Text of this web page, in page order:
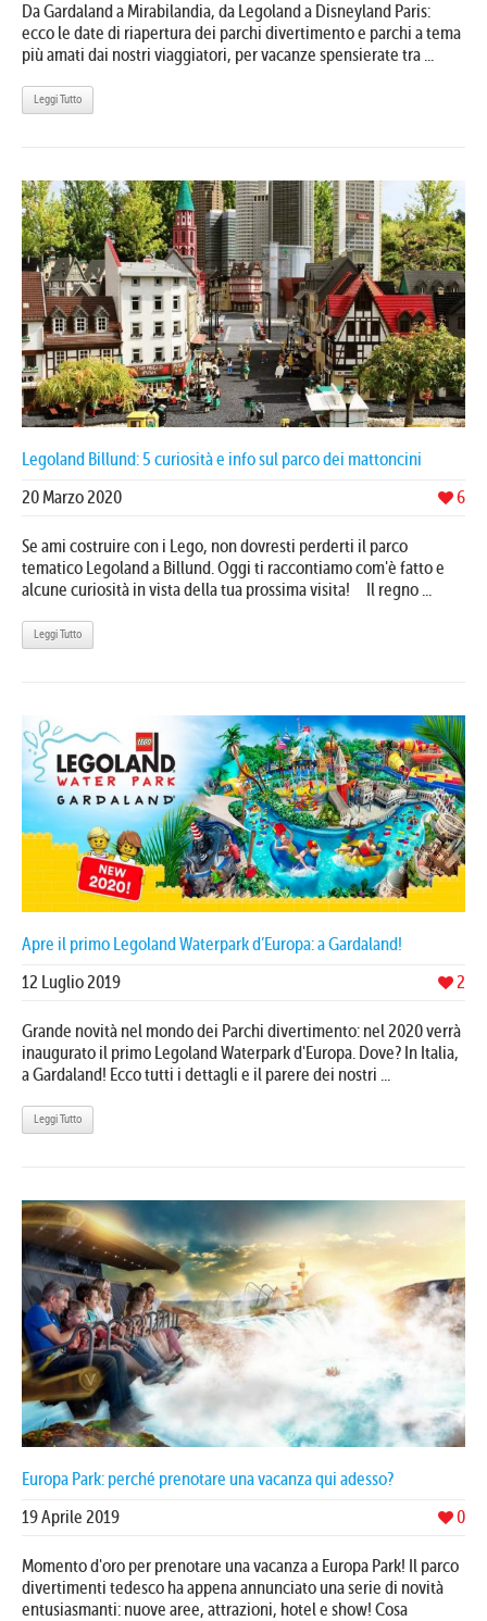
Da Gardaland a Mirabilandia, da Legoland a Disneyland Paris:
ecco le date di riapertura dei parchi divertimento e parchi a tema
più amati dai nostri viaggiatori, per vacanze spensierate tra ...
Leggi Tutto
Legoland Billund: 5 curiosità e info sul parco dei mattoncini
6
20 Marzo 2020
Se ami costruire con i Lego, non dovresti perderti il parco
tematico Legoland a Billund. Oggi ti raccontiamo com'è fatto e
alcune curiosità in vista della tua prossima visita! Il regno ...
Leggi Tutto
Apre il primo Legoland Waterpark d’Europa: a Gardaland!
2
12 Luglio 2019
Grande novità nel mondo dei Parchi divertimento: nel 2020 verrà
inaugurato il primo Legoland Waterpark d'Europa. Dove? In Italia,
a Gardaland! Ecco tutti i dettagli e il parere dei nostri ...
Leggi Tutto
Europa Park: perché prenotare una vacanza qui adesso?
0
19 Aprile 2019
Momento d'oro per prenotare una vacanza a Europa Park! Il parco
divertimenti tedesco ha appena annunciato una serie di novità
entusiasmanti: nuove aree, attrazioni, hotel e show! Cosa